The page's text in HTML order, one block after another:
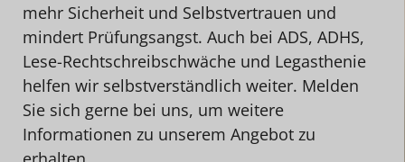
mehr Sicherheit und Selbstvertrauen und
mindert Prüfungsangst. Auch bei ADS, ADHS,
Lese-Rechtschreibschwäche und Legasthenie
helfen wir selbstverständlich weiter. Melden
Sie sich gerne bei uns, um weitere
Informationen zu unserem Angebot zu